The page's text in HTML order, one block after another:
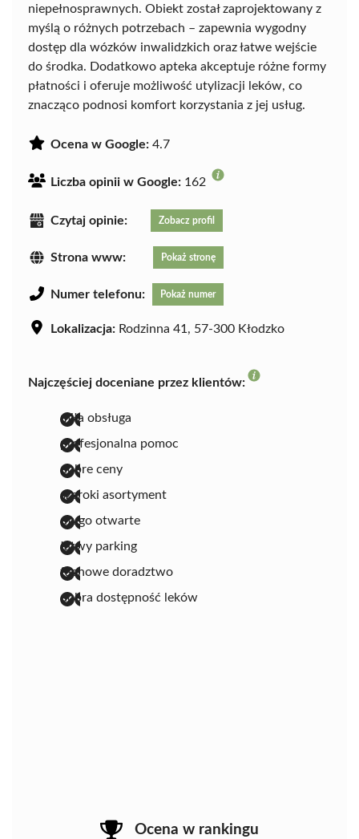
niepełnosprawnych. Obiekt został zaprojektowany z
myślą o różnych potrzebach – zapewnia wygodny
dostęp dla wózków inwalidzkich oraz łatwe wejście
do środka. Dodatkowo apteka akceptuje różne formy
płatności i oferuje możliwość utylizacji leków, co
znacząco podnosi komfort korzystania z jej usług.
Ocena w Google: 4.7
Liczba opinii w Google: 162
Czytaj opinie: Zobacz profil
Strona www: Pokaż stronę
Numer telefonu: Pokaż numer
Lokalizacja: Rodzinna 41, 57-300 Kłodzko
Najczęściej doceniane przez klientów:
miła obsługa
profesjonalna pomoc
dobre ceny
szeroki asortyment
długo otwarte
łatwy parking
fachowe doradztwo
dobra dostępność leków
Ocena w rankingu